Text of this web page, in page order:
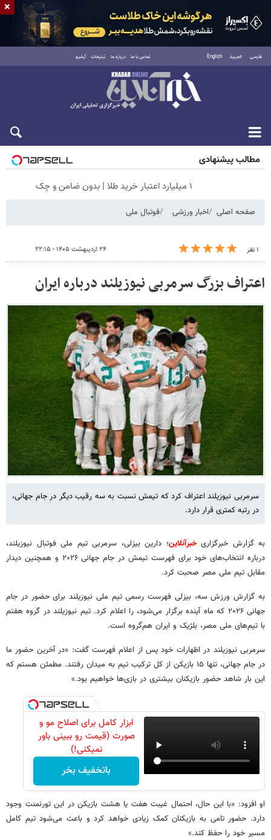
فارسی العربية English تماس با ما درباره ما تبلیغات آرشیو
پنجشنبه ۱۵ مرداد ۱۴۰۵
مطالب پیشنهادی
۱ میلیارد اعتبار خرید طلا | بدون ضامن و چک
صفحه اصلی اخبار ورزشی فوتبال ملی
۱ نفر ۲۴ اردیبهشت ۱۴۰۵ - ۲۲:۱۵
اعتراف بزرگ سرمربی نیوزیلند درباره ایران
سرمربی نیوزیلند اعتراف کرد که تیمش نسبت به سه رقیب دیگر در جام جهانی،
در رتبه کمتری قرار دارد.
به گزارش خبرگزاریخبرآنلاین؛ دارین بیزلی، سرمربی تیم ملی فوتبال نیوزیلند،
درباره انتخاب‌های خود برای فهرست تیمش در جام جهانی ۲۰۲۶ و همچنین دیدار
مقابل تیم ملی مصر صحبت کرد.
به گزارش ورزش سه، بیزلی فهرست رسمی تیم ملی نیوزیلند برای حضور در جام
جهانی ۲۰۲۶ که ماه آینده برگزار می‌شود، را اعلام کرد. تیم نیوزیلند در گروه هفتم
با تیم‌های ملی مصر، بلژیک و ایران هم‌گروه است.
سرمربی نیوزیلند در اظهارات خود پس از اعلام فهرست گفت: «در آخرین حضور ما
در جام جهانی، تنها ۱۵ بازیکن از کل ترکیب تیم به میدان رفتند. مطمئن هستم که
این بار شاهد حضور بازیکنان بیشتری در بازی‌ها خواهیم بود.»
ابزار کامل برای اصلاح مو و
صورت (قیمت رو ببینی باور
نمیکنی!)
باتخفیف بخر
او افزود: «با این حال، احتمال غیبت هفت یا هشت بازیکن در این تورنمنت وجود
دارد. حضور تامی به بازیکنان کمک زیادی خواهد کرد و باعث می‌شود تیم کامل
مسیر خود را حفظ کند.»
×